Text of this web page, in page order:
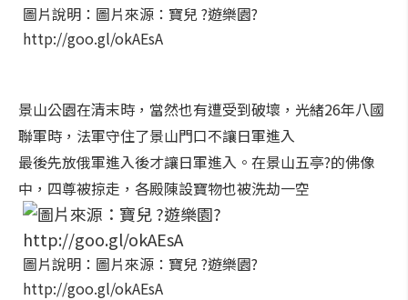
圖片說明：圖片來源：寶兒 ?遊樂園?
http://goo.gl/okAEsA
景山公園在清末時，當然也有遭受到破壞，光緒26年八國
聯軍時，法軍守住了景山門口不讓日軍進入
最後先放俄軍進入後才讓日軍進入。在景山五亭?的佛像
中，四尊被掠走，各殿陳設寶物也被洗劫一空
圖片說明：圖片來源：寶兒 ?遊樂園?
http://goo.gl/okAEsA